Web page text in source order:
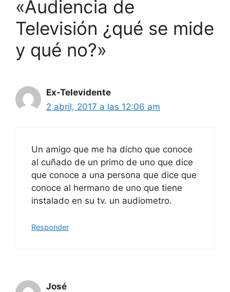
«Audiencia de
Televisión ¿qué se mide
y qué no?»
Ex-Televidente
2 abril, 2017 a las 12:06 am
Un amigo que me ha dicho que conoce
al cuñado de un primo de uno que dice
que conoce a una persona que dice que
conoce al hermano de uno que tiene
instalado en su tv. un audiometro.
Responder
José